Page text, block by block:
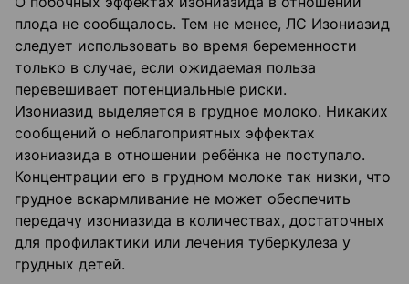
плода не сообщалось. Тем не менее, ЛС Изониазид
следует использовать во время беременности
только в случае, если ожидаемая польза
перевешивает потенциальные риски.
Изониазид выделяется в грудное молоко. Никаких
сообщений о неблагоприятных эффектах
изониазида в отношении ребёнка не поступало.
Концентрации его в грудном молоке так низки, что
грудное вскармливание не может обеспечить
передачу изониазида в количествах, достаточных
для профилактики или лечения туберкулеза у
грудных детей.